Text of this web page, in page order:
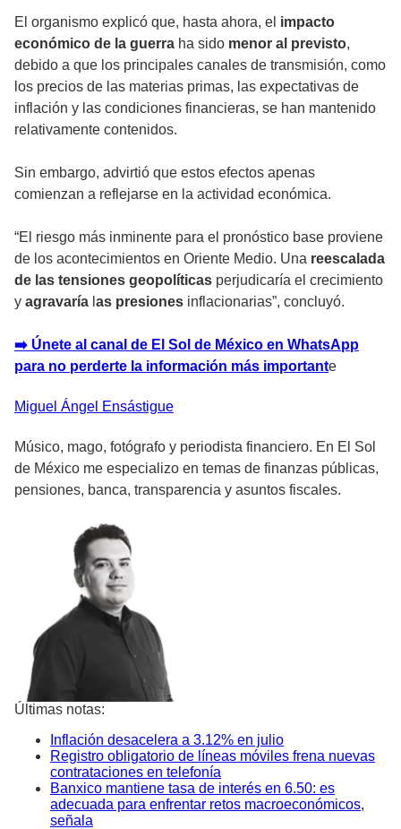
El organismo explicó que, hasta ahora, el impacto
económico de la guerra ha sido menor al previsto,
debido a que los principales canales de transmisión, como
los precios de las materias primas, las expectativas de
inflación y las condiciones financieras, se han mantenido
relativamente contenidos.
Sin embargo, advirtió que estos efectos apenas
comienzan a reflejarse en la actividad económica.
“El riesgo más inminente para el pronóstico base proviene
de los acontecimientos en Oriente Medio. Una reescalada
de las tensiones geopolíticas perjudicaría el crecimiento
y agravaría as presiones inflacionarias”, concluyó.
➡️ Únete al canal de El Sol de México en WhatsApp
para no perderte la información más importante
Miguel Ángel Ensástigue
Músico, mago, fotógrafo y periodista financiero. En El Sol
de México me especializo en temas de finanzas públicas,
pensiones, banca, transparencia y asuntos fiscales.
Últimas notas:
Inflación desacelera a 3.12% en julio
Registro obligatorio de líneas móviles frena nuevas
contrataciones en telefonía
Banxico mantiene tasa de interés en 6.50: es
adecuada para enfrentar retos macroeconómicos,
señala